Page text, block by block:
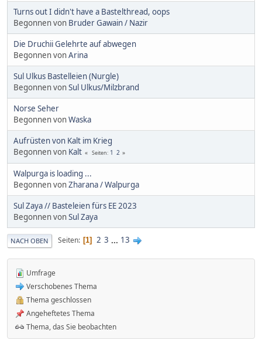
Turns out I didn't have a Bastelthread, oops
Begonnen von Bruder Gawain / Nazir
Die Druchii Gelehrte auf abwegen
Begonnen vonArina
Sul Ulkus Bastelleien (Nurgle)
Begonnen vonSul Ulkus/Milzbrand
Norse Seher
Begonnen vonWaska
Aufrüsten von Kalt im Krieg
Begonnen von Kalt Seiten 1 2
Walpurga is loading ...
Begonnen vonZharana / Walpurga
Sul Zaya // Basteleien fürs EE 2023
Begonnen vonSul Zaya
NACH OBEN Seiten 1 2 3 ... 13
Umfrage
Verschobenes Thema
Thema geschlossen
Angeheftetes Thema
Thema, das Sie beobachten